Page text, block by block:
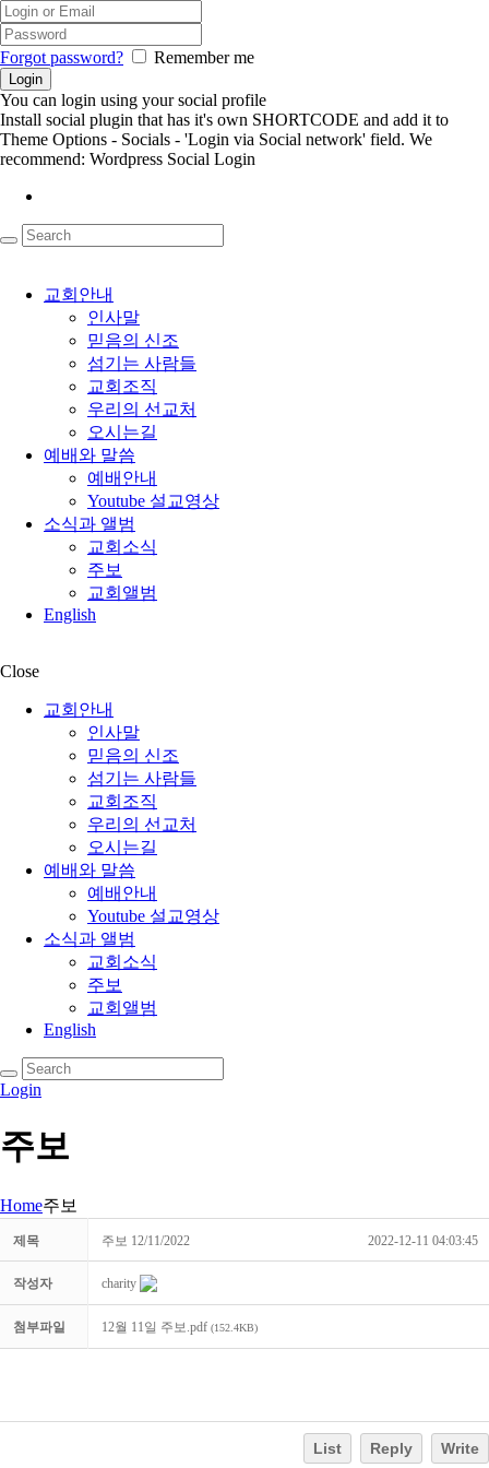
Forgot password? Remember me
You can login using your social profile
Install social plugin that has it's own SHORTCODE and add it to
Theme Options - Socials - 'Login via Social network' field. We
recommend: Wordpress Social Login
교회안내
인사말
믿음의 신조
섬기는 사람들
교회조직
우리의 선교처
오시는길
예배와 말씀
예배안내
Youtube 설교영상
소식과 앨범
교회소식
주보
교회앨범
English
Close
교회안내
인사말
믿음의 신조
섬기는 사람들
교회조직
우리의 선교처
오시는길
예배와 말씀
예배안내
Youtube 설교영상
소식과 앨범
교회소식
주보
교회앨범
English
Login
주보
Home주보
제목 주보 12/11/2022 2022-12-11 04:03:45
작성자 charity
첨부파일 12월 11일 주보.pdf (152.4KB)
List Reply Write